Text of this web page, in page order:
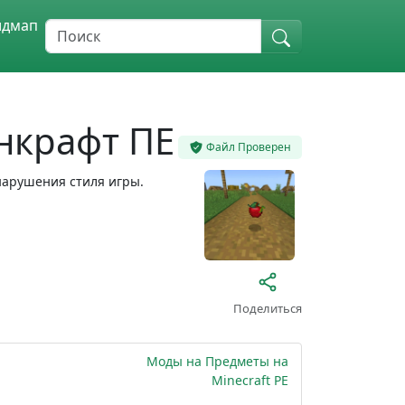
ПЕ Файл Проверен
стиля игры.
Поделиться
Моды на Предметы на
Minecraft PE